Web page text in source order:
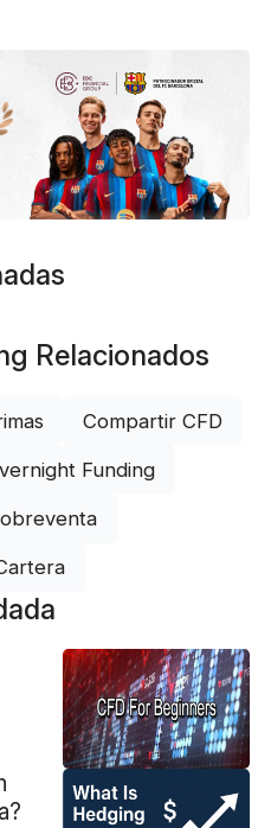
Relacionados
Compartir CFD
Funding